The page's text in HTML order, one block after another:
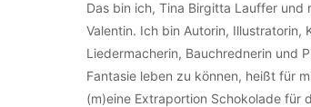
Das bin ich, Tina Birgitta Lauffer und
Valentin. Ich bin Autorin, Illustratorin,
Liedermacherin, Bauchrednerin und
Fantasie leben zu können, heißt für
(m)eine Extraportion Schokolade für